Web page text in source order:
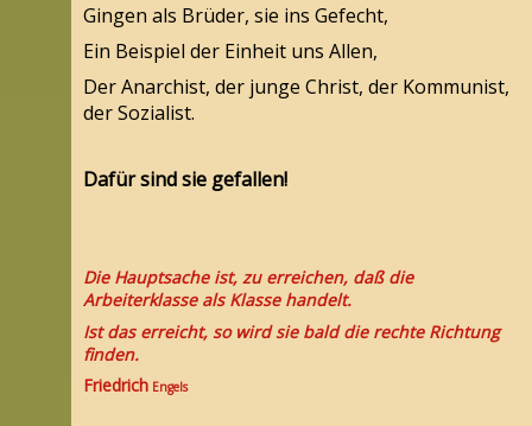
Gingen als Brüder, sie ins Gefecht,
Ein Beispiel der Einheit uns Allen,
Der Anarchist, der junge Christ, der Kommunist,
der Sozialist.
Dafür sind sie gefallen!
Die Hauptsache ist, zu erreichen, daß die
Arbeiterklasse als Klasse handelt.
Ist das erreicht, so wird sie bald die rechte Richtung
finden.
Friedrich Engels